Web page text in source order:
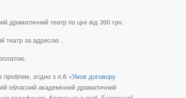
театр по ціні від 300 грн.
театр за адресою .
згідно з п.6 «Умов договору
обласний академічний драматичний